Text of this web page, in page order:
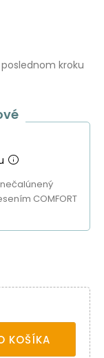
kroku
COMFORT
KOŠÍKA